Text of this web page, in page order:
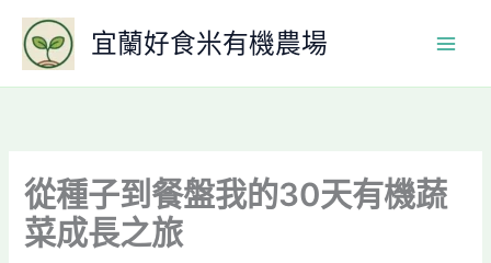
要
宜蘭好食米有機農場
從種子到餐盤我的30天有機蔬
菜成長之旅